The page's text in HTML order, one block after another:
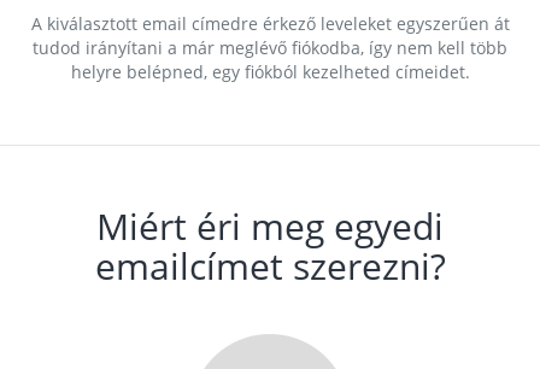
A kiválasztott email címedre érkező leveleket egyszerűen át
tudod irányítani a már meglévő fiókodba, így nem kell több
helyre belépned, egy fiókból kezelheted címeidet.
Miért éri meg egyedi
emailcímet szerezni?